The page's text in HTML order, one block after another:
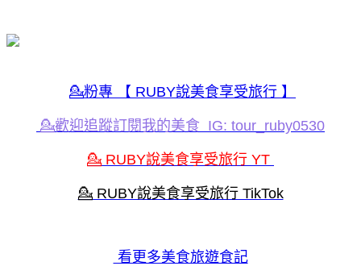
💁️粉專 【 RUBY說美食享受旅行 】
💁️歡迎追蹤訂閱我的美食 IG: tour_ruby0530
💁️ RUBY說美食享受旅行 YT
💁️ RUBY說美食享受旅行 TikTok
看更多美食旅遊食記